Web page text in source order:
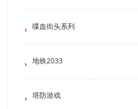
喋血街头系列
地铁2033
塔防游戏